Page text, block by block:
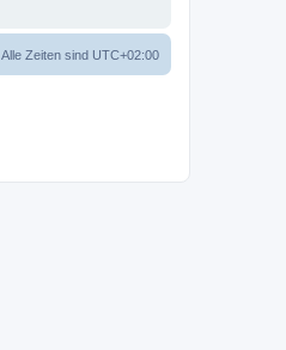
Alle Zeiten sind UTC+02:00